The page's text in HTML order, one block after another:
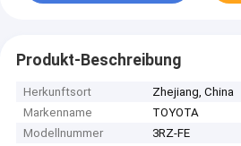
Produkt-Beschreibung
Herkunftsort
Zhejiang, China
Markenname
TOYOTA
Modellnummer
3RZ-FE